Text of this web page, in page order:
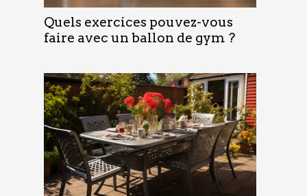
Quels exercices pouvez-vous
faire avec un ballon de gym ?